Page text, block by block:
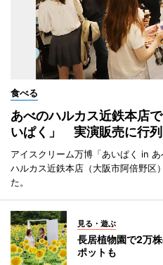
食べる
あべのハルカス近鉄本店
いぱく」 実演販売に行列
アイスクリーム万博「あいぱく in
ハルカス近鉄本店（大阪市阿倍野区
た。
見る・遊ぶ
長居植物園で2万
ポットも